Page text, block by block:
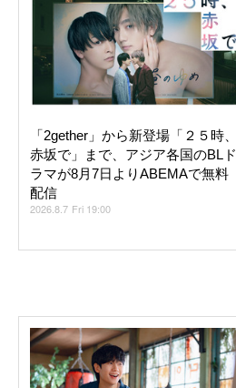
「2gether」から新登場「２５時、
赤坂で」まで、アジア各国のBLド
ラマが8月7日よりABEMAで無料
配信
2026.8.7 Fri 19:00